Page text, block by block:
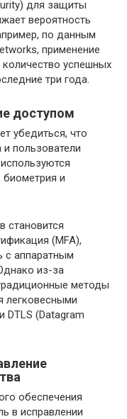
для защиты
вероятность
по данным
применение
успешных
три года.
доступом
убедиться, что
пользователи
и
становится
(MFA),
с аппаратным
из-за
методы
легковесными
DTLS (Datagram
обеспечения
в исправлении